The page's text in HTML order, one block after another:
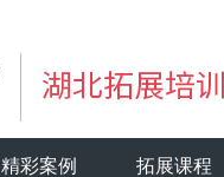
精彩案例 拓展课程